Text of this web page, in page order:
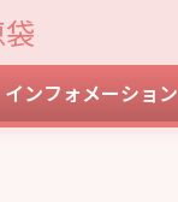
インフォメーション